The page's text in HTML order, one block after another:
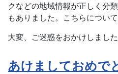
クなどの地域情報が正しく分
もありました。こちらについ
大変、ご迷惑をおかけしました
あけましておめで